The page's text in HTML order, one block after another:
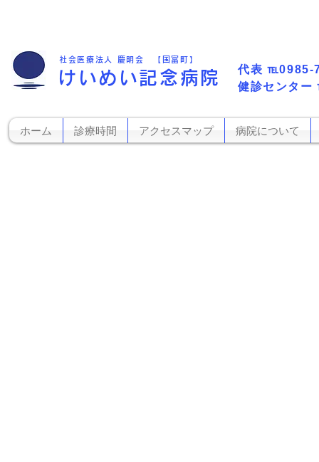
​健診センター
社会医療法人 慶明会 【国富町】
けいめい記念病院 代表​ ℡0985-
ホーム 診療時間 アクセスマップ 病院について